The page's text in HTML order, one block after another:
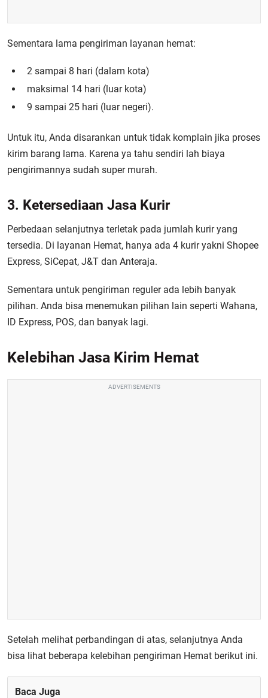
Sementara lama pengiriman layanan hemat:
2 sampai 8 hari (dalam kota)
maksimal 14 hari (luar kota)
9 sampai 25 hari (luar negeri).
Untuk itu, Anda disarankan untuk tidak komplain jika proses
kirim barang lama. Karena ya tahu sendiri lah biaya
pengirimannya sudah super murah.
3. Ketersediaan Jasa Kurir
Perbedaan selanjutnya terletak pada jumlah kurir yang
tersedia. Di layanan Hemat, hanya ada 4 kurir yakni Shopee
Express, SiCepat, J&T dan Anteraja.
Sementara untuk pengiriman reguler ada lebih banyak
pilihan. Anda bisa menemukan pilihan lain seperti Wahana,
ID Express, POS, dan banyak lagi.
Kelebihan Jasa Kirim Hemat
ADVERTISEMENTS
Setelah melihat perbandingan di atas, selanjutnya Anda
bisa lihat beberapa kelebihan pengiriman Hemat berikut ini.
Baca Juga